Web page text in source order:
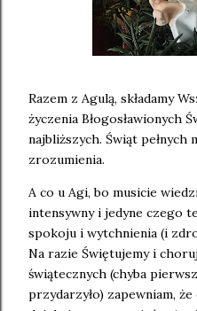
Razem z Agulą, składamy
życzenia Błogosławionych
najbliższych. Świąt pełnych
zrozumienia.
A co u Agi, bo musicie
intensywny i jedyne czego
spokoju i wytchnienia (i
Na razie Świętujemy i
świątecznych (chyba
przydarzyło) zapewniam,